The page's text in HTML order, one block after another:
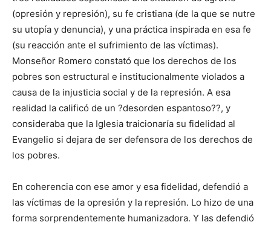
(opresión y represión), su fe cristiana (de la que se nutre
su utopía y denuncia), y una práctica inspirada en esa fe
(su reacción ante el sufrimiento de las víctimas).
Monseñor Romero constató que los derechos de los
pobres son estructural e institucionalmente violados a
causa de la injusticia social y de la represión. A esa
realidad la calificó de un ?desorden espantoso??, y
consideraba que la Iglesia traicionaría su fidelidad al
Evangelio si dejara de ser defensora de los derechos de
los pobres.
En coherencia con ese amor y esa fidelidad, defendió a
las víctimas de la opresión y la represión. Lo hizo de una
forma sorprendentemente humanizadora. Y las defendió